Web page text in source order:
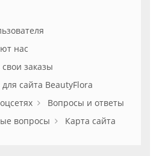
нас
заказы
сайта BeautyFlora
Вопросы и ответы
вопросы
Карта сайта